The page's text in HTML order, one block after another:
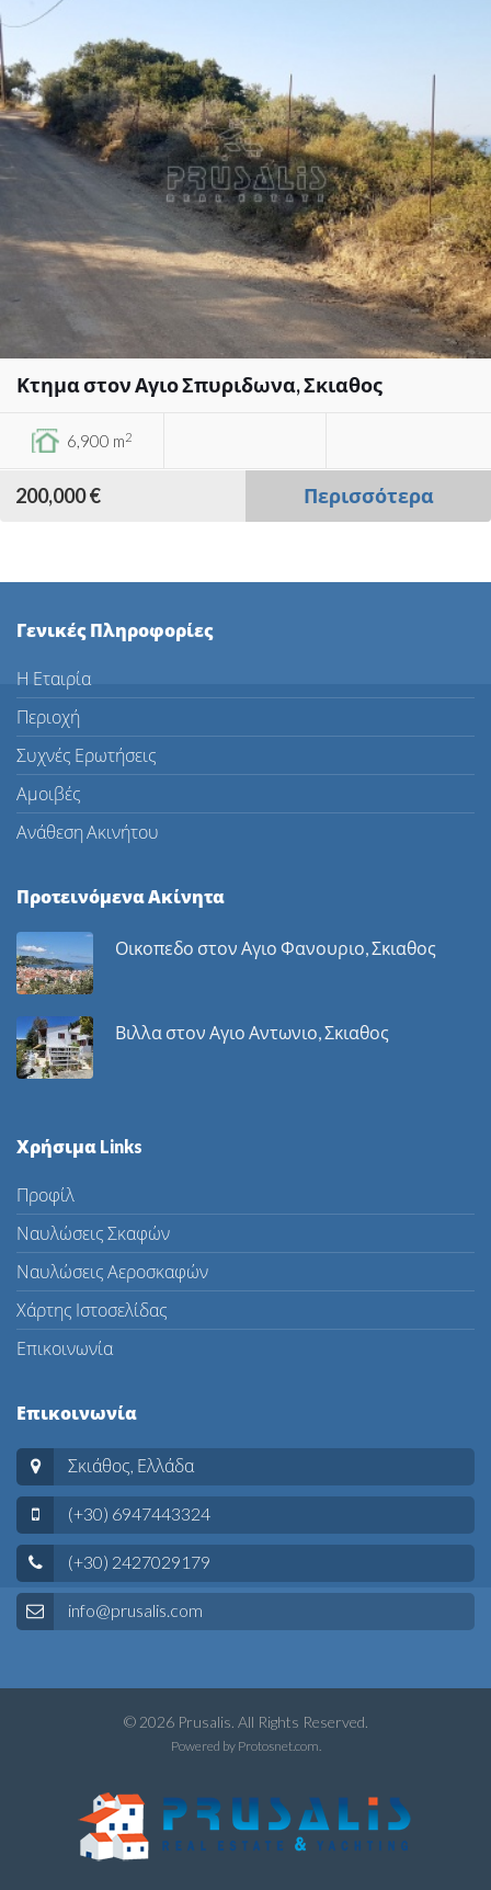
Κτημα στον Αγιο Σπυριδωνα, Σκιαθος
6,900 m2
200,000 € Περισσότερα
Γενικές Πληροφορίες
Η Εταιρία
Περιοχή
Συχνές Ερωτήσεις
Αμοιβές
Ανάθεση Ακινήτου
Προτεινόμενα Ακίνητα
Οικοπεδο στον Αγιο Φανουριο, Σκιαθος
Βιλλα στον Αγιο Αντωνιο, Σκιαθος
Χρήσιμα Links
Προφίλ
Ναυλώσεις Σκαφών
Ναυλώσεις Αεροσκαφών
Χάρτης Ιστοσελίδας
Επικοινωνία
Επικοινωνία
Σκιάθος, Ελλάδα
(+30) 6947443324
(+30) 2427029179
info@prusalis.com
© 2026 Prusalis. All Rights Reserved.
Powered by Protosnet.com.